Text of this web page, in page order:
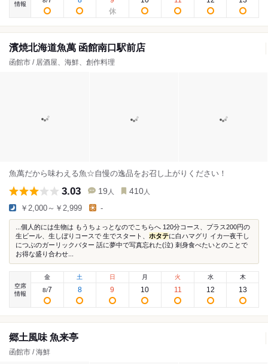
情報
濱焼北海道魚萬 函館南口駅前店
函館市 / 居酒屋、海鮮、創作料理
魚萬だから味わえる魚☆自慢の逸品をお召し上がりください！
3.03 19 人 410 人
￥2,000～￥2,999 -
...個人的には生物は もうちょっとなのでこちらへ 120分コース、プラス200円の
生ビール、生しぼりコースで 生でスタート、 ホタテに白ハマグリ イカ一夜干し
につぶのガーリックバター 話に夢中で写真忘れた(泣) 刺身食べたいとのことで
お得な盛り合わせ...
空席
情報
金
8/7
土
8
日
9
月
10
火
11
水
12
木
13
郷土風味 魚来亭
函館市 / 海鮮